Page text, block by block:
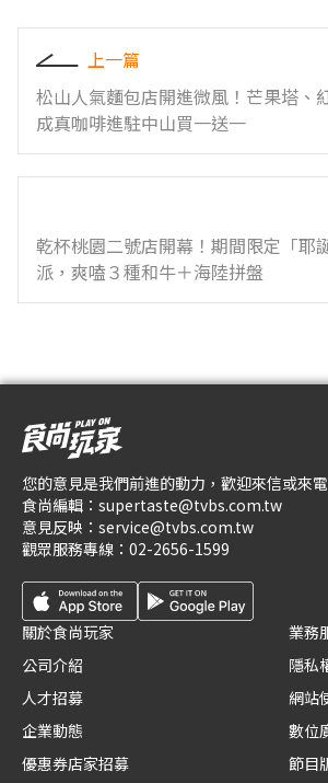
上一篇
松山人氣麵包店開進微風！芒果塔、
成真咖啡進駐中山買一送一
乾杯桃園二號店開幕！期間限定「耶
派，爽嗑３種和牛＋海陸拼盤
您的意見是我們前進的動力，歡迎來信或來
食尚編輯： supertaste@tvbs.com.tw
意見反映： service@tvbs.com.tw
觀眾服務專線： 02-2656-1599
關於食尚玩家
公司介紹
人才招募
企業動態
優惠券店家招募
業務
隱私
網站
數位
節目